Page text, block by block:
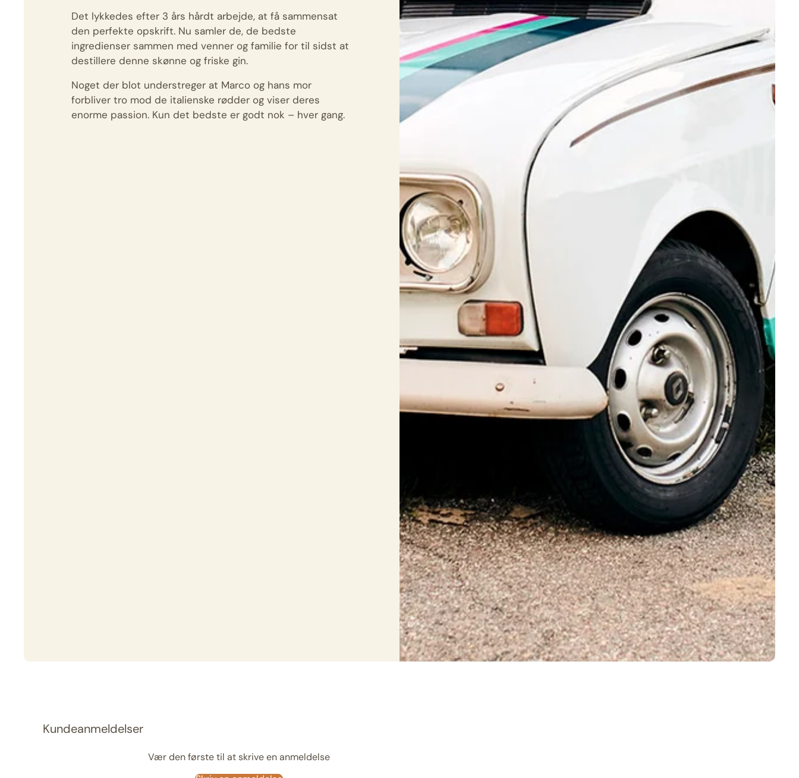
Det lykkedes efter 3 års hårdt arbejde, at få sammensat
den perfekte opskrift. Nu samler de, de bedste
ingredienser sammen med venner og familie for til sidst at
destillere denne skønne og friske gin.
Noget der blot understreger at Marco og hans mor
forbliver tro mod de italienske rødder og viser deres
enorme passion. Kun det bedste er godt nok – hver gang.
Kundeanmeldelser
Vær den første til at skrive en anmeldelse